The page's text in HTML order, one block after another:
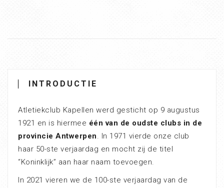
INTRODUCTIE
Atletiekclub Kapellen werd gesticht op 9 augustus
1921 en is hiermee één van de oudste clubs in de
provincie Antwerpen. In 1971 vierde onze club
haar 50-ste verjaardag en mocht zij de titel
“Koninklijk” aan haar naam toevoegen.
In 2021 vieren we de 100-ste verjaardag van de